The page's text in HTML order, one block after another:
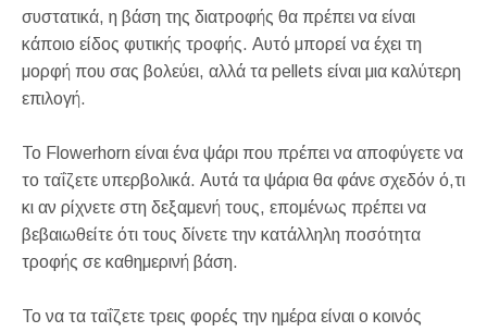
συστατικά, η βάση της διατροφής θα πρέπει να είναι
κάποιο είδος φυτικής τροφής. Αυτό μπορεί να έχει τη
μορφή που σας βολεύει, αλλά τα pellets είναι μια καλύτερη
επιλογή.
Το Flowerhorn είναι ένα ψάρι που πρέπει να αποφύγετε να
το ταΐζετε υπερβολικά. Αυτά τα ψάρια θα φάνε σχεδόν ό,τι
κι αν ρίχνετε στη δεξαμενή τους, επομένως πρέπει να
βεβαιωθείτε ότι τους δίνετε την κατάλληλη ποσότητα
τροφής σε καθημερινή βάση.
Το να τα ταΐζετε τρεις φορές την ημέρα είναι ο κοινός